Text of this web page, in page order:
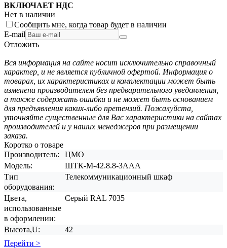
ВКЛЮЧАЕТ НДС
Нет в наличии
Сообщить мне, когда товар будет в наличии
E-mail
Отложить
Вся информация на сайте носит исключительно справочный
характер, и не является публичной офертой. Информация о
товарах, их характеристиках и комплектации может быть
изменена производителем без предварительного уведомления,
а также содержать ошибки и не может быть основанием
для предъявления каких-либо претензий. Пожалуйста,
уточняйте существенные для Вас характеристики на сайтах
производителей и у наших менеджеров при размещении
заказа.
Коротко о товаре
Производитель:
ЦМО
Модель:
ШТК-М-42.8.8-3ААА
Тип
оборудования:
Телекоммуникационный шкаф
Цвета,
использованные
в оформлении:
Серый RAL 7035
Высота,U:
42
Перейти >